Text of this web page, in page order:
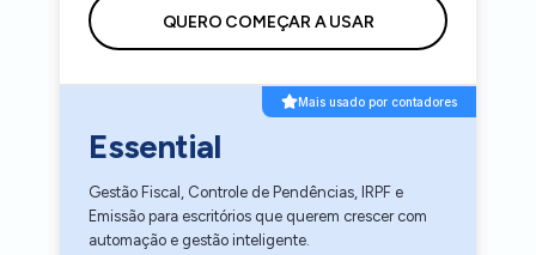
QUERO COMEÇAR A USAR
Mais usado por contadores
Essential
Gestão Fiscal, Controle de Pendências, IRPF e
Emissão para escritórios que querem crescer com
automação e gestão inteligente.